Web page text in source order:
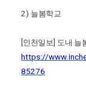
2) 늘봄학교
[인천일보] 도내 늘
https://
85276